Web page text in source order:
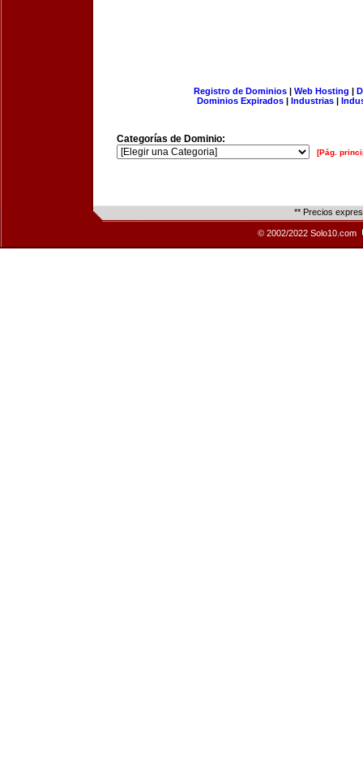
Registro de Dominios| Web Hosting |
Dominios Expirados | Industrias |
Categorías de Dominio:
[Pág.
** Precios
© 2002/2022 Solo10.com